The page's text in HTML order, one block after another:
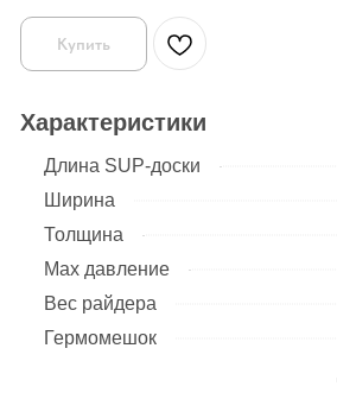
Купить
Характеристики
Длина SUP-доски
Ширина
Толщина
Max давление
Вес райдера
Гермомешок